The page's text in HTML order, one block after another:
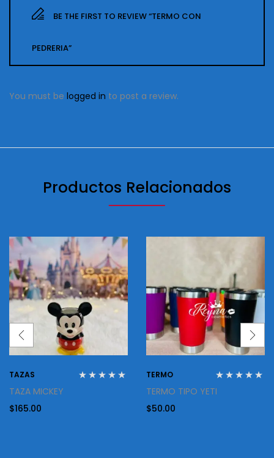
BE THE FIRST TO REVIEW “TERMO CON
PEDRERIA”
You must be logged in to post a review.
Productos Relacionados
TAZAS
TAZA MICKEY
$165.00
TERMO
TERMO TIPO YETI
$50.00